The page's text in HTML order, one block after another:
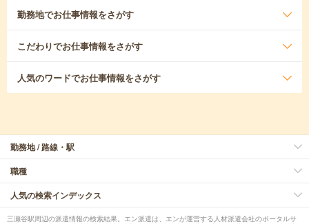
勤務地でお仕事情報をさがす
こだわりでお仕事情報をさがす
人気のワードでお仕事情報をさがす
勤務地 / 路線・駅
職種
人気の検索インデックス
三瀬谷駅周辺の派遣情報の検索結果。エン派遣は、エンが運営する人材派遣会社のポータルサ